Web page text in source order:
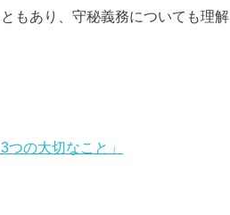
もあり、守秘義務についても理解
の大切なこと」